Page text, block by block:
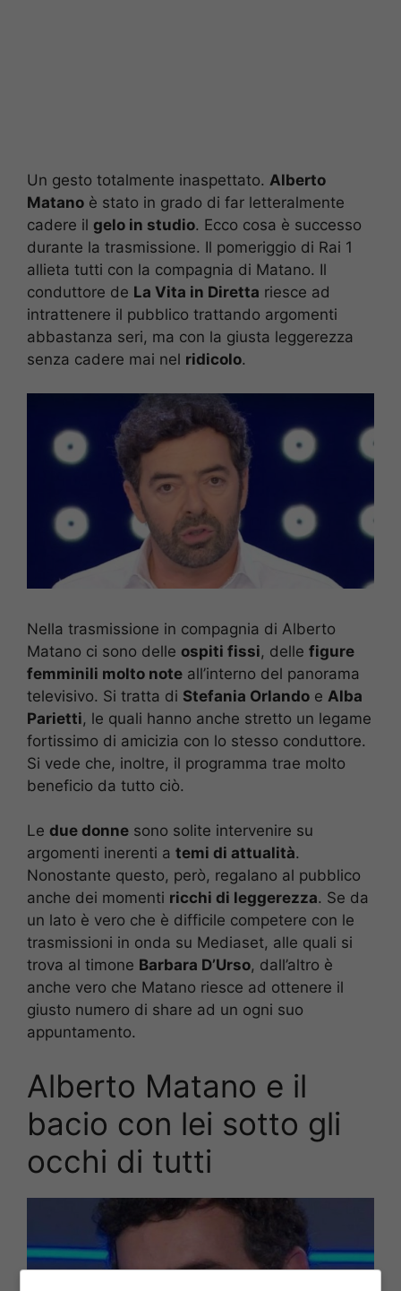
Un gesto totalmente inaspettato. Alberto
Matano è stato in grado di far letteralmente
cadere il gelo in studio. Ecco cosa è successo
durante la trasmissione. Il pomeriggio di Rai 1
allieta tutti con la compagnia di Matano. Il
conduttore de La Vita in Diretta riesce ad
intrattenere il pubblico trattando argomenti
abbastanza seri, ma con la giusta leggerezza
senza cadere mai nel ridicolo.
Nella trasmissione in compagnia di Alberto
Matano ci sono delle ospiti fissi, delle figure
femminili molto note all’interno del panorama
televisivo. Si tratta di Stefania Orlando e Alba
Parietti, le quali hanno anche stretto un legame
fortissimo di amicizia con lo stesso conduttore.
Si vede che, inoltre, il programma trae molto
beneficio da tutto ciò.
Le due donne sono solite intervenire su
argomenti inerenti a temi di attualità.
Nonostante questo, però, regalano al pubblico
anche dei momenti ricchi di leggerezza. Se da
un lato è vero che è difficile competere con le
trasmissioni in onda su Mediaset, alle quali si
trova al timone Barbara D’Urso, dall’altro è
anche vero che Matano riesce ad ottenere il
giusto numero di share ad un ogni suo
appuntamento.
Alberto Matano e il
bacio con lei sotto gli
occhi di tutti